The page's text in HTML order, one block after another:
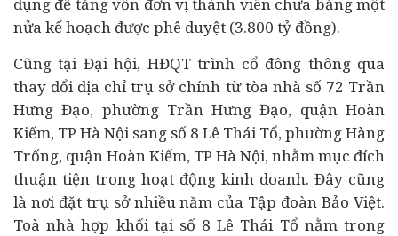
nửa kế hoạch được phê duyệt (3.800 tỷ đồng).
Cũng tại Đại hội, HĐQT trình cổ đông thông qua
thay đổi địa chỉ trụ sở chính từ tòa nhà số 72 Trần
Hưng Đạo, phường Trần Hưng Đạo, quận Hoàn
Kiếm, TP Hà Nội sang số 8 Lê Thái Tổ, phường Hàng
Trống, quận Hoàn Kiếm, TP Hà Nội, nhằm mục đích
thuận tiện trong hoạt động kinh doanh. Đây cũng
là nơi đặt trụ sở nhiều năm của Tập đoàn Bảo Việt.
Toà nhà hợp khối tại số 8 Lê Thái Tổ nằm trong